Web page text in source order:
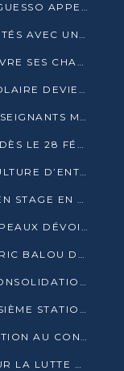
SOMMET DE LA CEMAC : SASSOU N’GUESSO APPELLE À LA VIGILANCE FACE AUX RISQUES ÉCONOMIQUES
AGL CONGO RENFORCE SES CAPACITÉS AVEC UNE GRUE DE 250 TONNES
CAN 2025 : L’ÉTAT SÉNÉGALAIS COUVRE SES CHAMPIONS D’AFRIQUE DE RÉCOMPENSES EXCEPTIONNELLES
ÉDUCATION AU CONGO : LE PRÉSCOLAIRE DEVIENT OBLIGATOIRE, LE BTS CONSACRÉ DIPLÔME D’ÉTAT
ENSEIGNEMENT SUPÉRIEUR : LES ENSEIGNANTS MAINTIENNENT LA GRÈVE ET EXIGENT UN ACCORD ÉCRIT AVEC L’ÉTAT
PRÉSIDENTIELLE 2026 : CAMPAGNE DÈS LE 28 FÉVRIER, SCRUTIN LES 12 ET 15 MARS
CONGO TERMINAL RENFORCE SA CULTURE D’ENTREPRISE AVEC LE PROGRAMME « WIN TOGETHER »
FOOTBALL : BOREL TOMANDZOTO EN STAGE EN ESPAGNE AVEC POLISSYA FC
ÉLIMINATOIRES CAN 2027 : LES CHAPEAUX DÉVOILÉS, LE CONGO FIXÉ SUR SON SORT
PROPOS DU DGSP : CASTELLIN CÉDRIC BALOU DÉNONCE DES PROPOS INTIMIDANTS
SANTÉ : LE CONGO ACCÉLÈRE LA CONSOLIDATION DE L’OFFRE DE SOINS
LA LCDE MET EN SERVICE UNE TROISIÈME STATION D’EAU POTABLE À MFILOU
FOOTBALL : L’OL CONFIE SA FORMATION AU CONGOLAIS CHRISTIAN BASSILA
PRÉSIDENTIELLE 2026 : L’UE MISE SUR LA LUTTE CONTRE LA DÉSINFORMATION